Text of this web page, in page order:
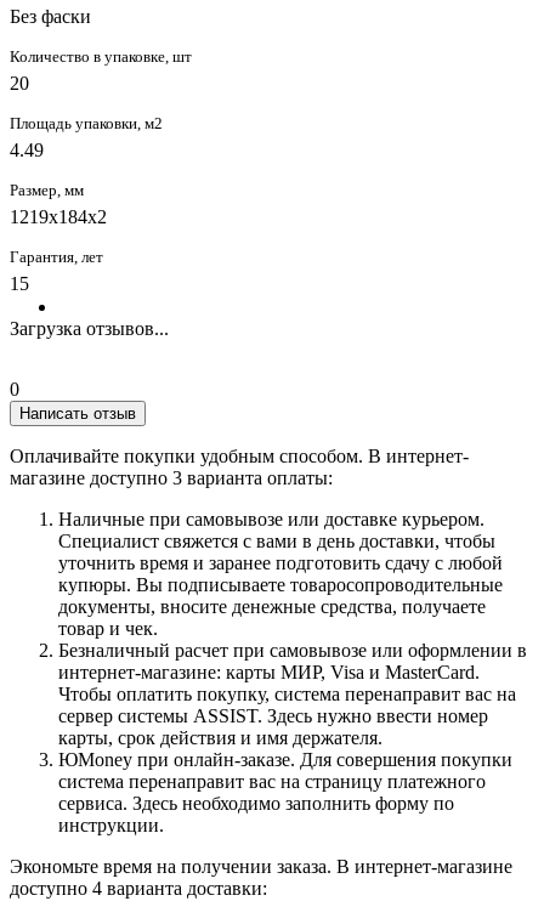
Без фаски
Количество в упаковке, шт
20
Площадь упаковки, м2
4.49
Размер, мм
1219x184x2
Гарантия, лет
15
Загрузка отзывов...
0
Написать отзыв
Оплачивайте покупки удобным способом. В интернет-
магазине доступно 3 варианта оплаты:
Наличные при самовывозе или доставке курьером.
Специалист свяжется с вами в день доставки, чтобы
уточнить время и заранее подготовить сдачу с любой
купюры. Вы подписываете товаросопроводительные
документы, вносите денежные средства, получаете
товар и чек.
Безналичный расчет при самовывозе или оформлении в
интернет-магазине: карты МИР, Visa и MasterCard.
Чтобы оплатить покупку, система перенаправит вас на
сервер системы ASSIST. Здесь нужно ввести номер
карты, срок действия и имя держателя.
ЮMoney при онлайн-заказе. Для совершения покупки
система перенаправит вас на страницу платежного
сервиса. Здесь необходимо заполнить форму по
инструкции.
Экономьте время на получении заказа. В интернет-магазине
доступно 4 варианта доставки: